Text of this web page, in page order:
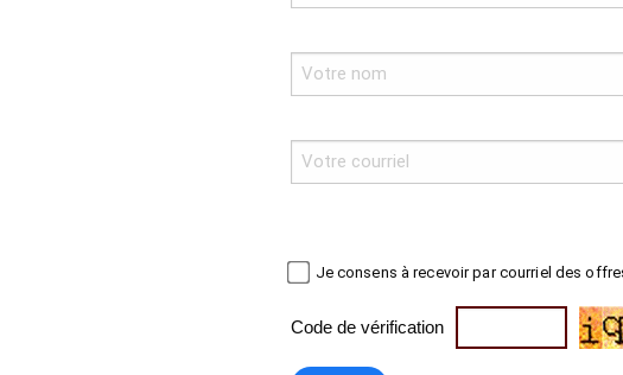
Je consens à recevoir par courriel des
Code de vérification